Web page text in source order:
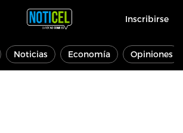
Inscribirse
Noticias Economía Opiniones